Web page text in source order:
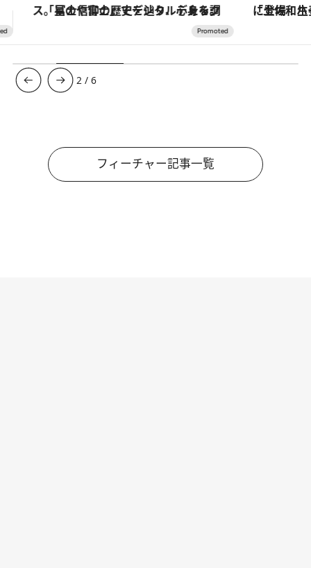
「土佐和ハーブかき氷」がOMO7高知に登場！生姜、山椒、大葉など目にも舌にも涼を呼ぶ郷土の味
3 /6
フィーチャー記事一覧